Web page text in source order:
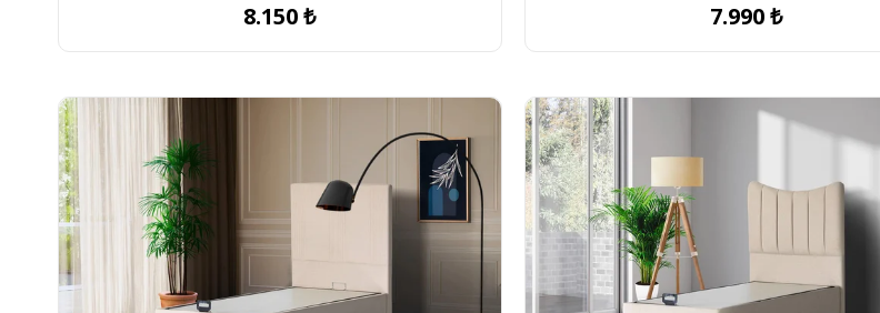
8.150 ₺ 7.990 ₺